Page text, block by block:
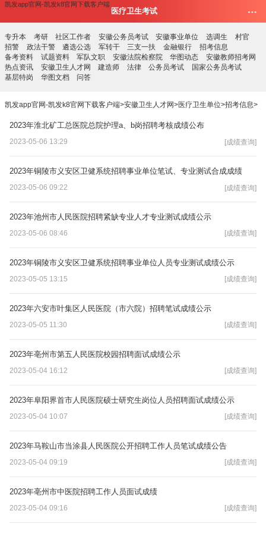
凯发app官网-凯发k8官网下载客户端
医疗卫生考试
专升本 考研 社区工作者 安徽公务员考试 安徽事业单位 选调生
村官
招警
政法干警 遴选公选 军转干 三支一扶 金融银行
招考信息
备考资料
试题资料 军队文职 安徽法院检察院 华图动态
安徽教师招考网
热点资讯
安徽卫生人才网 建造师 法律 公务员考试
国家公务员考试
基层特岗
华图文档 问答
凯发app官网-凯发k8官网下载客户端>安徽卫生人才网>医疗卫生单位>招考信息>
2023年淮北矿工总医院总院护理a、b岗招聘考核成绩公布
2023-05-06 13:29 [成绩查询]
2023年铜陵市义安区卫健系统招聘事业单位笔试、专业测试合成成绩
2023-05-06 09:22 [成绩查询]
2023年池州市人民医院招聘紧缺专业人才专业测试成绩公示
2023-05-06 08:46 [成绩查询]
2023年铜陵市义安区卫健系统招聘事业单位人员专业测试成绩公示
2023-05-05 13:15 [成绩查询]
2023年六安市叶集区人民医院（市六院）招聘笔试成绩公示
2023-05-05 11:30 [成绩查询]
2023年亳州市第五人民医院校园招聘面试成绩公示
2023-05-04 16:12 [成绩查询]
2023年阜阳界首市人民医院硕士研究生岗位人员招聘面试成绩公示
2023-05-04 10:07 [成绩查询]
2023年马鞍山市当涂县人民医院公开招聘工作人员笔试成绩公告
2023-05-04 09:19 [成绩查询]
2023年亳州市中医院招聘工作人员面试成绩
2023-05-04 09:16 [成绩查询]